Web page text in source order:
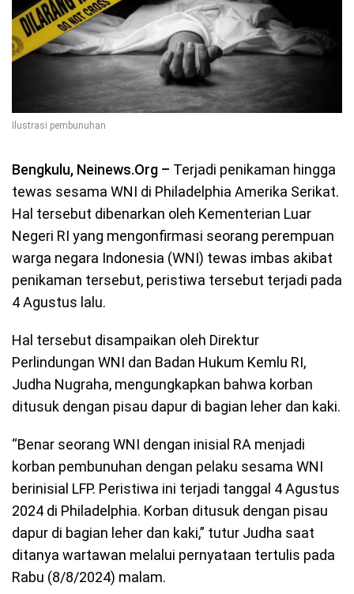
Ilustrasi pembunuhan
Bengkulu, Neinews.Org – Terjadi penikaman hingga
tewas sesama WNI di Philadelphia Amerika Serikat.
Hal tersebut dibenarkan oleh Kementerian Luar
Negeri RI yang mengonfirmasi seorang perempuan
warga negara Indonesia (WNI) tewas imbas akibat
penikaman tersebut, peristiwa tersebut terjadi pada
4 Agustus lalu.
Hal tersebut disampaikan oleh Direktur
Perlindungan WNI dan Badan Hukum Kemlu RI,
Judha Nugraha, mengungkapkan bahwa korban
ditusuk dengan pisau dapur di bagian leher dan kaki.
“Benar seorang WNI dengan inisial RA menjadi
korban pembunuhan dengan pelaku sesama WNI
berinisial LFP. Peristiwa ini terjadi tanggal 4 Agustus
2024 di Philadelphia. Korban ditusuk dengan pisau
dapur di bagian leher dan kaki,” tutur Judha saat
ditanya wartawan melalui pernyataan tertulis pada
Rabu (8/8/2024) malam.